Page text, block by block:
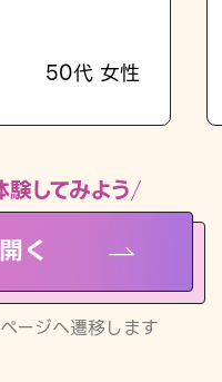
50代 女性
してみよう
く
ージへ遷移します